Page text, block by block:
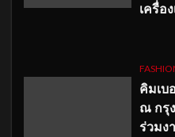
เครื่อ
คิมเบ
ณ กรุ
ร่วมง